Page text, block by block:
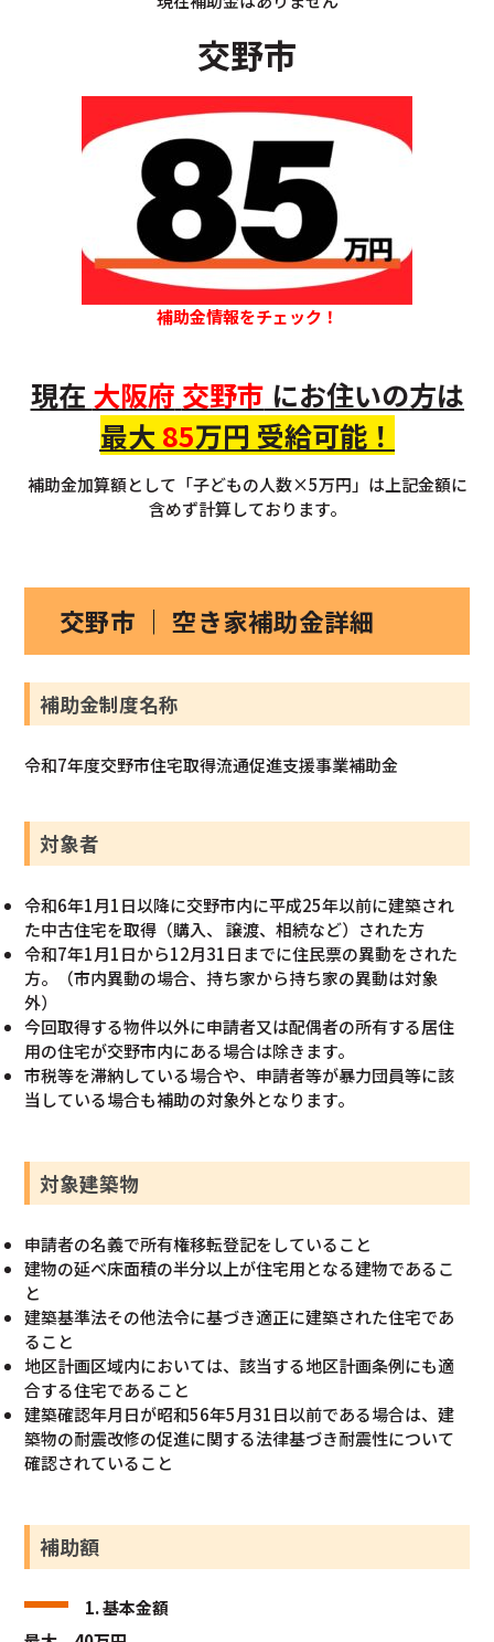
交野市
補助金情報をチェック！
現在 大阪府 交野市 にお住いの方は
最大 85万円 受給可能！
補助金加算額として「子どもの人数×5万円」は上記金額に
含めず計算しております。
交野市 ｜ 空き家補助金詳細
補助金制度名称
令和7年度交野市住宅取得流通促進支援事業補助金
対象者
令和6年1月1日以降に交野市内に平成25年以前に建築され
た中古住宅を取得（購入、 譲渡、相続など）された方
令和7年1月1日から12月31日までに住民票の異動をされた
方。（市内異動の場合、持ち家から持ち家の異動は対象
外）
今回取得する物件以外に申請者又は配偶者の所有する居住
用の住宅が交野市内にある場合は除きます。
市税等を滞納している場合や、申請者等が暴力団員等に該
当している場合も補助の対象外となります。
対象建築物
申請者の名義で所有権移転登記をしていること
建物の延べ床面積の半分以上が住宅用となる建物であるこ
と
建築基準法その他法令に基づき適正に建築された住宅であ
ること
地区計画区域内においては、該当する地区計画条例にも適
合する住宅であること
建築確認年月日が昭和56年5月31日以前である場合は、建
築物の耐震改修の促進に関する法律基づき耐震性について
確認されていること
補助額
1. 基本金額